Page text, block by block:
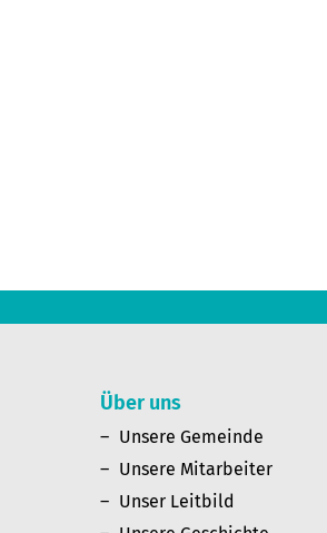
Über uns
Unsere Gemeinde
Unsere Mitarbeiter
Unser Leitbild